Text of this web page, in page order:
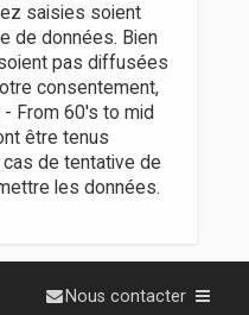
saisies soient
de données. Bien
pas diffusées
consentement,
From 60's to mid
être tenus
de tentative de
les données.
Nous contacter